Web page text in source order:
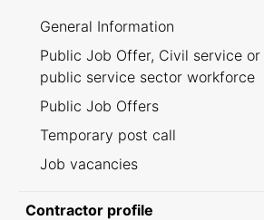
General Information
Public Job Offer, Civil service
public service sector workforce
Public Job Offers
Temporary post call
Job vacancies
Contractor profile